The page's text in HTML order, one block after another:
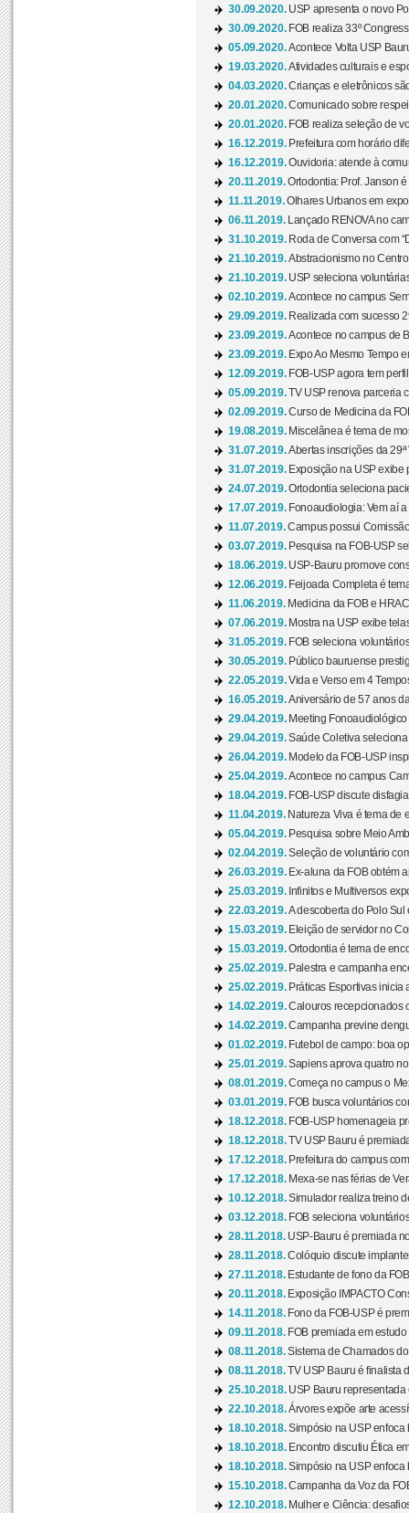
30.09.2020. USP apresenta o novo
30.09.2020. FOB realiza 33º
05.09.2020.Acontece Volta USP
19.03.2020.Atividades culturais e
04.03.2020.Crianças e eletrônicos
20.01.2020.Comunicado sobre
20.01.2020. FOB realiza seleção de
16.12.2019. Prefeitura com horário
16.12.2019.Ouvidoria: atende à
20.11.2019.Ortodontia: Prof. Janson
11.11.2019.Olhares Urbanos em
06.11.2019.
Lançado RENOVA no
31.10.2019. Roda de Conversa com
21.10.2019.Abstracionismo no
21.10.2019. USP seleciona
02.10.2019.Acontece no campus
29.09.2019. Realizada com sucesso
23.09.2019.Acontece no campus de
23.09.2019. Expo Ao Mesmo Tempo
12.09.2019. FOB-USP agora tem
05.09.2019.TV USP renova parceria
02.09.2019.Curso de Medicina da
19.08.2019. Miscelânea é tema de
31.07.2019.Abertas inscrições da 29ª
31.07.2019. Exposição na USP exibe
24.07.2019.Ortodontia seleciona
17.07.2019. Fonoaudiologia: Vem aí
11.07.2019.Campus possui
03.07.2019. Pesquisa na FOB-USP
18.06.2019. USP-Bauru promove
12.06.2019. Feijoada Completa é
11.06.2019. Medicina da FOB e
07.06.2019. Mostra na USP exibe
31.05.2019. FOB seleciona
30.05.2019. Público bauruense
22.05.2019.Vida e Verso em 4
16.05.2019.Aniversário de 57 anos
29.04.2019. Meeting
29.04.2019.Saúde Coletiva
26.04.2019. Modelo da FOB-USP
25.04.2019.Acontece no campus
18.04.2019. FOB-USP discute
11.04.2019. Natureza Viva é tema de
05.04.2019. Pesquisa sobre Meio
02.04.2019.Seleção de voluntário
26.03.2019. Ex-aluna da FOB obtém
25.03.2019. Infinitos e Multiversos
22.03.2019.A descoberta do Polo Sul
15.03.2019. Eleição de servidor no
15.03.2019.Ortodontia é tema de
25.02.2019. Palestra e campanha
25.02.2019. Práticas Esportivas inicia
14.02.2019.Calouros recepcionados
14.02.2019.Campanha previne
01.02.2019. Futebol de campo: boa
25.01.2019.Sapiens aprova quatro
08.01.2019.Começa no campus o
03.01.2019. FOB busca voluntários
18.12.2018. FOB-USP homenageia
18.12.2018.TV USP Bauru é
17.12.2018. Prefeitura do campus
17.12.2018. Mexa-se nas férias de
10.12.2018.Simulador realiza treino
03.12.2018. FOB seleciona
28.11.2018. USP-Bauru é premiada
28.11.2018.Colóquio discute
27.11.2018. Estudante de fono da
20.11.2018. Exposição IMPACTO
14.11.2018. Fono da FOB-USP é
09.11.2018. FOB premiada em estudo
08.11.2018.Sistema de Chamados
08.11.2018.TV USP Bauru é finalista
25.10.2018. USP Bauru representada
22.10.2018.Árvores expõe arte
18.10.2018.Simpósio na USP enfoca
18.10.2018. Encontro discutiu Ética
18.10.2018.Simpósio na USP enfoca
15.10.2018.Campanha da Voz da
12.10.2018. Mulher e Ciência: